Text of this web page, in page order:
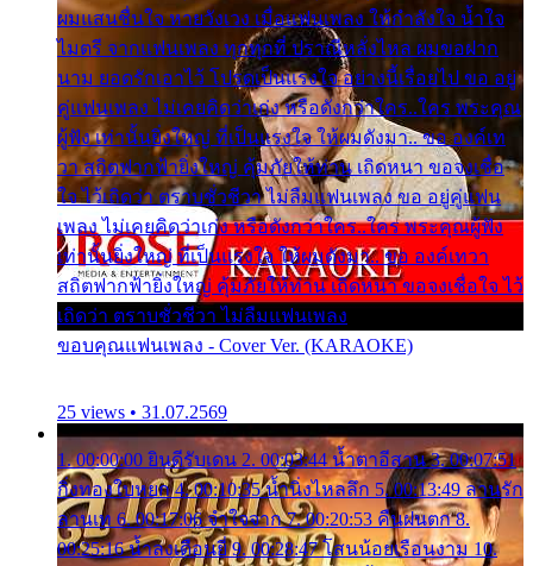
ผมแสนชื่นใจ หายวังเวง เมื่อแฟนเพลง ให้กำลังใจ น้ำใจ
ไมตรี จากแฟนเพลง ทุกทุกที่ ปราณีหลั่งไหล ผมขอฝาก
นาม ยอดรักเอาไว้ โปรดเป็นแรงใจ อย่างนี้เรื่อยไป ขอ อยู่
คู่แฟนเพลง ไม่เคยคิดว่าเก่ง หรือดังกว่าใคร..ใคร พระคุณ
ผู้ฟัง เท่านั้นยิ่งใหญ่ ที่เป็นแรงใจ ให้ผมดังมา.. ขอ องค์เท
วา สถิตฟากฟ้ายิ่งใหญ่ คุ้มภัยให้ท่าน เถิดหนา ขอจงเชื่อ
ใจ ไว้เถิดว่า ตราบชั่วชีวา ไม่ลืมแฟนเพลง ขอ อยู่คู่แฟน
เพลง ไม่เคยคิดว่าเก่ง หรือดังกว่าใคร..ใคร พระคุณผู้ฟัง
เท่านั้นยิ่งใหญ่ ที่เป็นแรงใจ ให้ผมดังมา.. ขอ องค์เทวา
สถิตฟากฟ้ายิ่งใหญ่ คุ้มภัยให้ท่าน เถิดหนา ขอจงเชื่อใจ ไว้
เถิดว่า ตราบชั่วชีวา ไม่ลืมแฟนเพลง
ขอบคุณแฟนเพลง - Cover Ver. (KARAOKE)
25 views • 31.07.2569
1. 00:00:00 ยินดีรับเดน 2. 00:03:44 น้ำตาอีสาน 3. 00:07:51
กิ่งทองใบหยก 4. 00:10:35 น้ำนิ่งไหลลึก 5. 00:13:49 ลานรัก
ลานเท 6. 00:17:06 จำใจจาก 7. 00:20:53 คืนฝนตก 8.
00:25:16 น้ำลงเดือนยี่ 9. 00:28:47 โสนน้อยเรือนงาม 10.